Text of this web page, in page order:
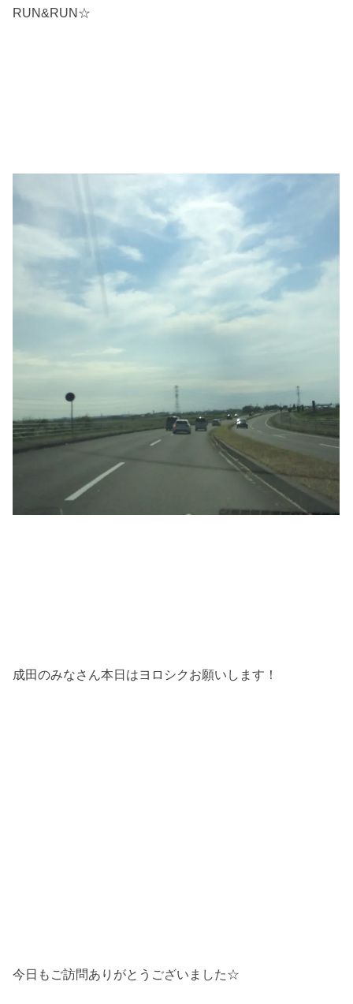
RUN&RUN☆
成田のみなさん本日はヨロシクお願いします！
今日もご訪問ありがとうございました☆